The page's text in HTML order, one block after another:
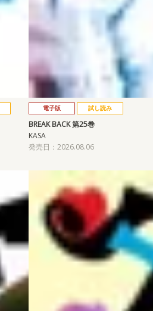
電子版 試し読み
BREAK BACK 第25巻
KASA
発売日：2026.08.06